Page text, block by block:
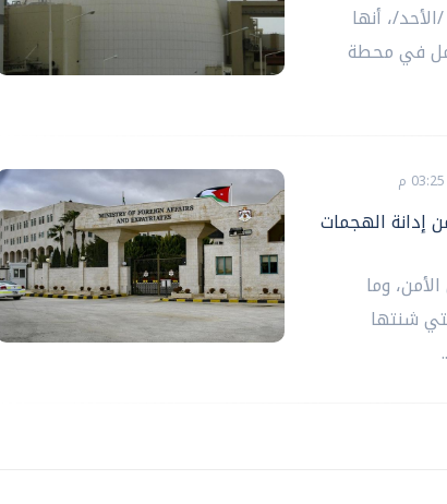
، أنها
في محطة
إدانة الهجمات
وما
شنتها